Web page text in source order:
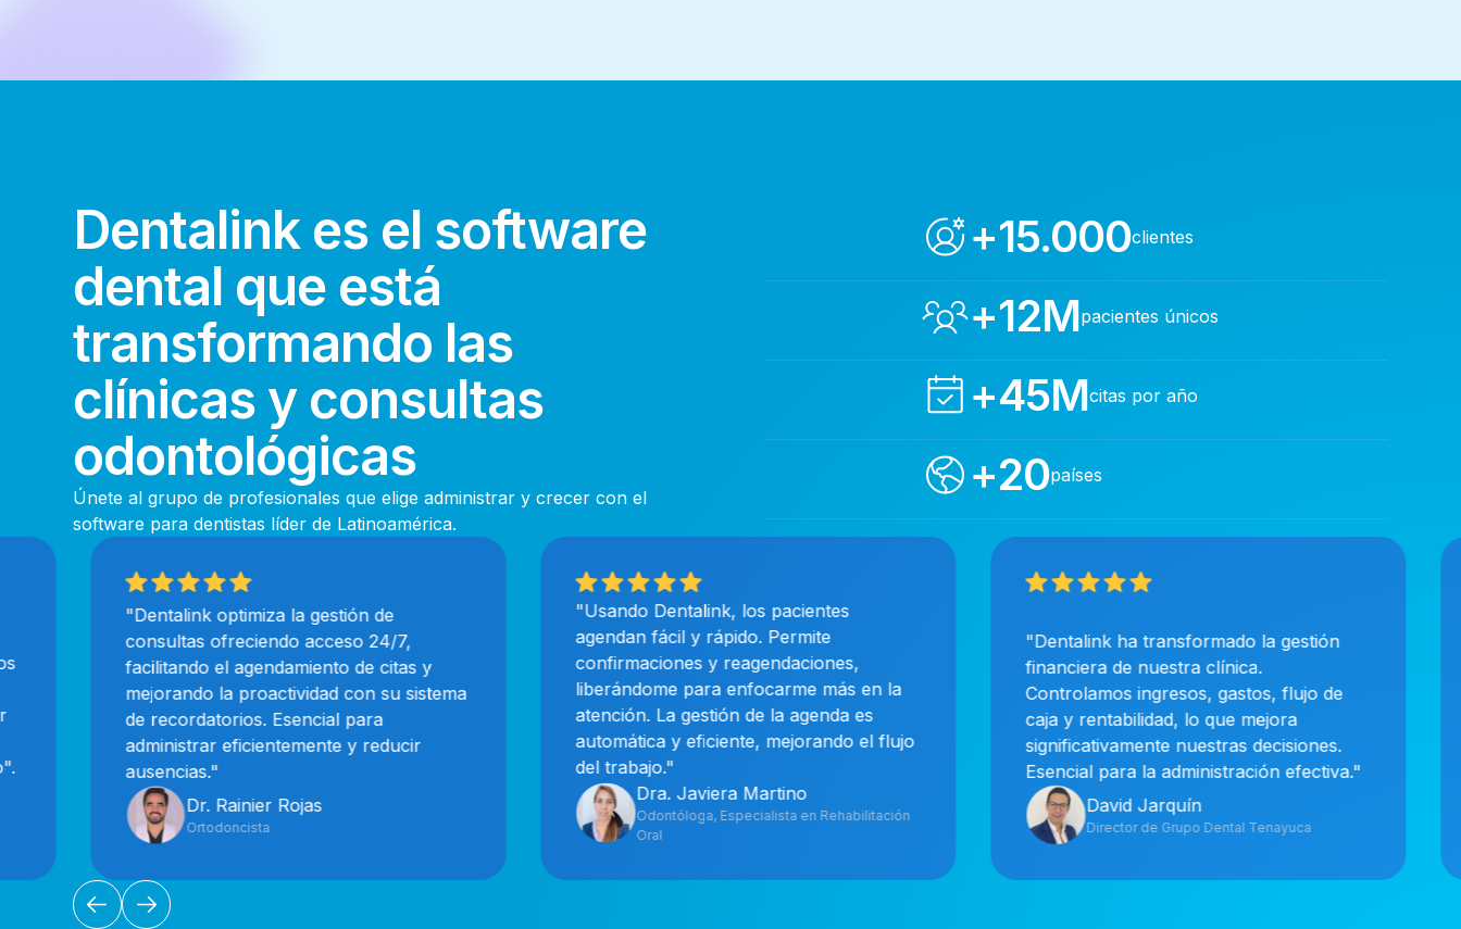
Dentalink es el software
dental que está
transformando las
clínicas y consultas
odontológicas
Únete al grupo de profesionales que elige administrar y crecer con el
software para dentistas líder de Latinoamérica.
+15.000clientes
+12Mpacientes únicos
+45Mcitas por año
+20países
"Dentalink optimiza la gestión de
consultas ofreciendo acceso 24/7,
facilitando el agendamiento de citas y
mejorando la proactividad con su sistema
de recordatorios. Esencial para
administrar eficientemente y reducir
ausencias."
Dr. Rainier Rojas
Ortodoncista
"Usando Dentalink, los pacientes
agendan fácil y rápido. Permite
confirmaciones y reagendaciones,
liberándome para enfocarme más en la
atención. La gestión de la agenda es
automática y eficiente, mejorando el flujo
del trabajo."
Dra. Javiera Martino
Odontóloga, Especialista en Rehabilitación
Oral
"Dentalink ha transformado la gestión
financiera de nuestra clínica.
Controlamos ingresos, gastos, flujo de
caja y rentabilidad, lo que mejora
significativamente nuestras decisiones.
Esencial para la administración efectiva."
David Jarquín
Director de Grupo Dental Tenayuca